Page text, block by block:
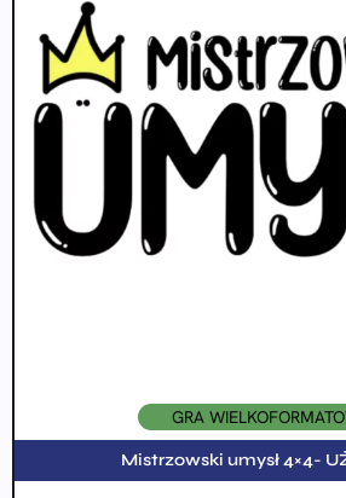
GRA
Mistrzowski umysł 4×4-